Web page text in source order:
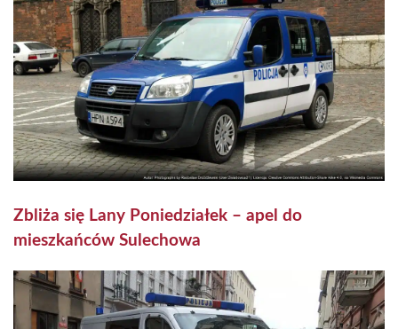
Zbliża się Lany Poniedziałek – apel do
mieszkańców Sulechowa